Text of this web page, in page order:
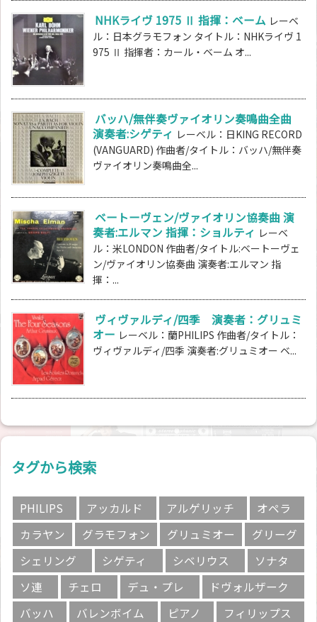
NHKライヴ 1975 Ⅱ 指揮：ベーム レーベ
ル：日本グラモフォン タイトル：NHKライヴ 1
975 Ⅱ 指揮者：カール・ベーム オ...
バッハ/無伴奏ヴァイオリン奏鳴曲全曲
演奏者:シゲティ レーベル：日KING RECORD
(VANGUARD) 作曲者/タイトル：バッハ/無伴奏
ヴァイオリン奏鳴曲全...
ベートーヴェン/ヴァイオリン協奏曲 演
奏者:エルマン 指揮：ショルティ レーベ
ル：米LONDON 作曲者/タイトル:ベートーヴェ
ン/ヴァイオリン協奏曲 演奏者:エルマン 指
揮：...
ヴィヴァルディ/四季 演奏者：グリュミ
オー レーベル：蘭PHILIPS 作曲者/タイトル：
ヴィヴァルディ/四季 演奏者:グリュミオー ベ...
タグから検索
PHILIPS アッカルド アルゲリッチ
オペラ
カラヤン
グラモフォン グリュミオー
グリーグ
シェリング
シゲティ シベリウス
ソナタ
ソ連
チェロ デュ・プレ
ドヴォルザーク
バッハ
バレンボイム ピアノ
フィリップス